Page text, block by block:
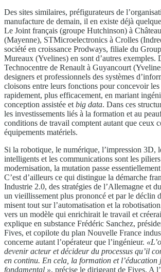
Des sites similaires, préfigurateurs de
manufacture de demain, il en existe déjà
Le Joint français (groupe Hutchinson) à
(Mayenne), STMicroelectronics à Crolles
société en croissance Prodways, filiale du
Mureaux (Yvelines) en sont d’autres exemples.
Technocentre de Renault à Guyancourt
designers et professionnels des systèmes
cloisons entre leurs fonctions pour concevoir
rapidement, plus efficacement, en mariant
conception assistée et big data. Dans ces
les investissements liés à la formation et au
conditions de travail comptent autant que ceux
équipements matériels.
Si la robotique, le numérique, l’impression 3D,
intelligents et les communications sont les
modernisation, la mutation passe
C’est d’ailleurs ce qui distingue la démarche
Industrie 2.0, des stratégies de l’Allemagne et
un vieillissement plus prononcé et par le déclin
misent tout sur l’automatisation et la
vers un modèle qui enrichirait le travail et
explique en substance Frédéric Sanchez,
Fives, et copilote du plan Nouvelle France
concerne autant l’opérateur que l’ingénieur.
devenir acteur et décideur du processus qu’il
en continu. En cela, la formation et l’éducation
fondamental », précise le dirigeant de Fives. A